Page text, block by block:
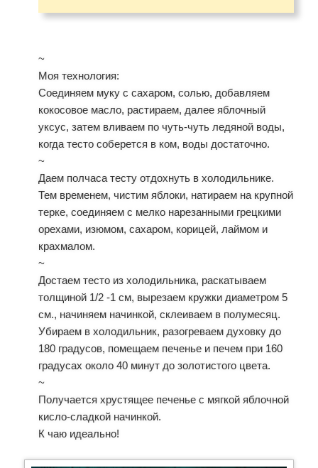
~
Моя технология:
Соединяем муку с сахаром, солью, добавляем
кокосовое масло, растираем, далее яблочный
уксус, затем вливаем по чуть-чуть ледяной воды,
когда тесто соберется в ком, воды достаточно.
~
Даем полчаса тесту отдохнуть в холодильнике.
Тем временем, чистим яблоки, натираем на крупной
терке, соединяем с мелко нарезанными грецкими
орехами, изюмом, сахаром, корицей, лаймом и
крахмалом.
~
Достаем тесто из холодильника, раскатываем
толщиной 1/2 -1 см, вырезаем кружки диаметром 5
см., начиняем начинкой, склеиваем в полумесяц.
Убираем в холодильник, разогреваем духовку до
180 градусов, помещаем печенье и печем при 160
градусах около 40 минут до золотистого цвета.
~
Получается хрустящее печенье с мягкой яблочной
кисло-сладкой начинкой.
К чаю идеально!